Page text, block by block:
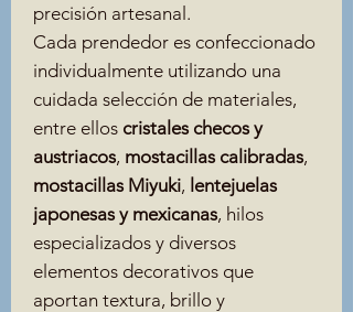
precisión artesanal.
Cada prendedor es confeccionado
individualmente utilizando una
cuidada selección de materiales,
entre ellos cristales checos y
austriacos, mostacillas calibradas,
mostacillas Miyuki, lentejuelas
japonesas y mexicanas, hilos
especializados y diversos
elementos decorativos que
aportan textura, brillo y